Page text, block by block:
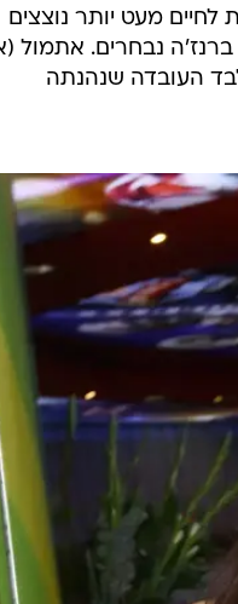
לחיים מעט יותר נוצצים
ברנז'ה נבחרים. אתמול
העובדה שנהנתה